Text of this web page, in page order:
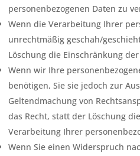
personenbezogenen Daten zu
Wenn die Verarbeitung Ihrer
unrechtmäßig geschah/
Löschung die Einschränkung
Wenn wir Ihre
benötigen, Sie sie jedoch zur
Geltendmachung von
das Recht, statt der Löschung
Verarbeitung Ihrer
Wenn Sie einen Widerspruch